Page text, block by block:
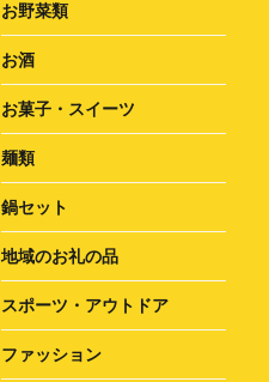
お野菜類
お酒
お菓子・スイーツ
麺類
鍋セット
地域のお礼の品
スポーツ・アウトドア
ファッション